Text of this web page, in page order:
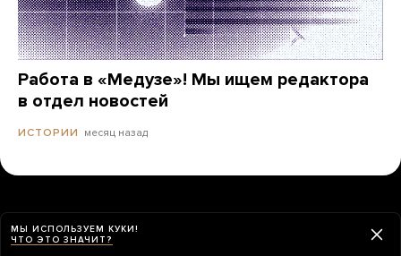
Работа в «Медузе»! Мы ищем редактора
в отдел новостей
ИСТОРИИ месяц назад
МЫ ИСПОЛЬЗУЕМ КУКИ!
ЧТО ЭТО ЗНАЧИТ?